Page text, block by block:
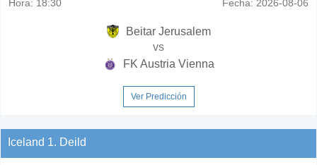
Hora: 18:30 Fecha: 2026-08-06
Beitar Jerusalem
vs
FK Austria Vienna
Ver Predicción
Iceland 1. Deild